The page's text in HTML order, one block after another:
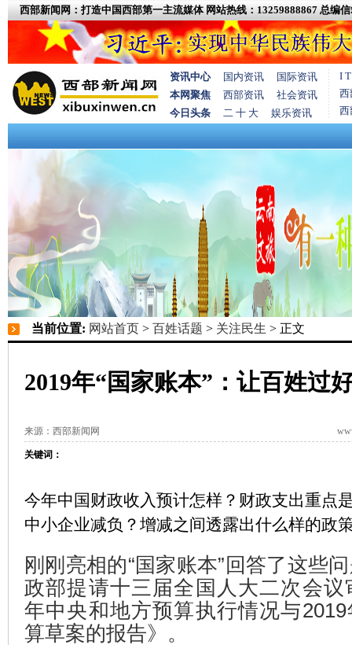
西部新闻网：打造中国西部第一主流媒体 网站热线：13259888867 总编信
资讯中心 国内资讯
国际资讯
本网聚焦
西部资讯
社会资讯
今日头条
二 十 大 娱乐资讯
I
西
西
当前位置: 网站首页 > 百姓话题 > 关注民生 > 正文
2019年“国家账本”：让百姓过
来源：西部新闻网
关键词：
今年中国财政收入预计怎样？财政支出重点
中小企业减负？增减之间透露出什么样的政
刚刚亮相的“国家账本”回答了这些
政部提请十三届全国人大二次会议
年中央和地方预算执行情况与
算草案的报告》。